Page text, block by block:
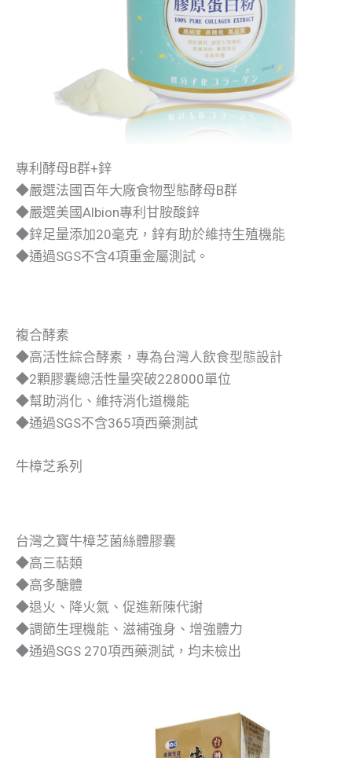
專利酵母B群+鋅
◆嚴選法國百年大廠食物型態酵母B群
◆嚴選美國Albion專利甘胺酸鋅
◆鋅足量添加20毫克，鋅有助於維持生殖機能
◆通過SGS不含4項重金屬測試。
複合酵素
◆高活性綜合酵素，專為台灣人飲食型態設計
◆2顆膠囊總活性量突破228000單位
◆幫助消化、維持消化道機能
◆通過SGS不含365項西藥測試
牛樟芝系列
台灣之寶牛樟芝菌絲體膠囊
◆高三萜類
◆高多醣體
◆退火、降火氣、促進新陳代謝
◆調節生理機能、滋補強身、增強體力
◆通過SGS 270項西藥測試，均未檢出